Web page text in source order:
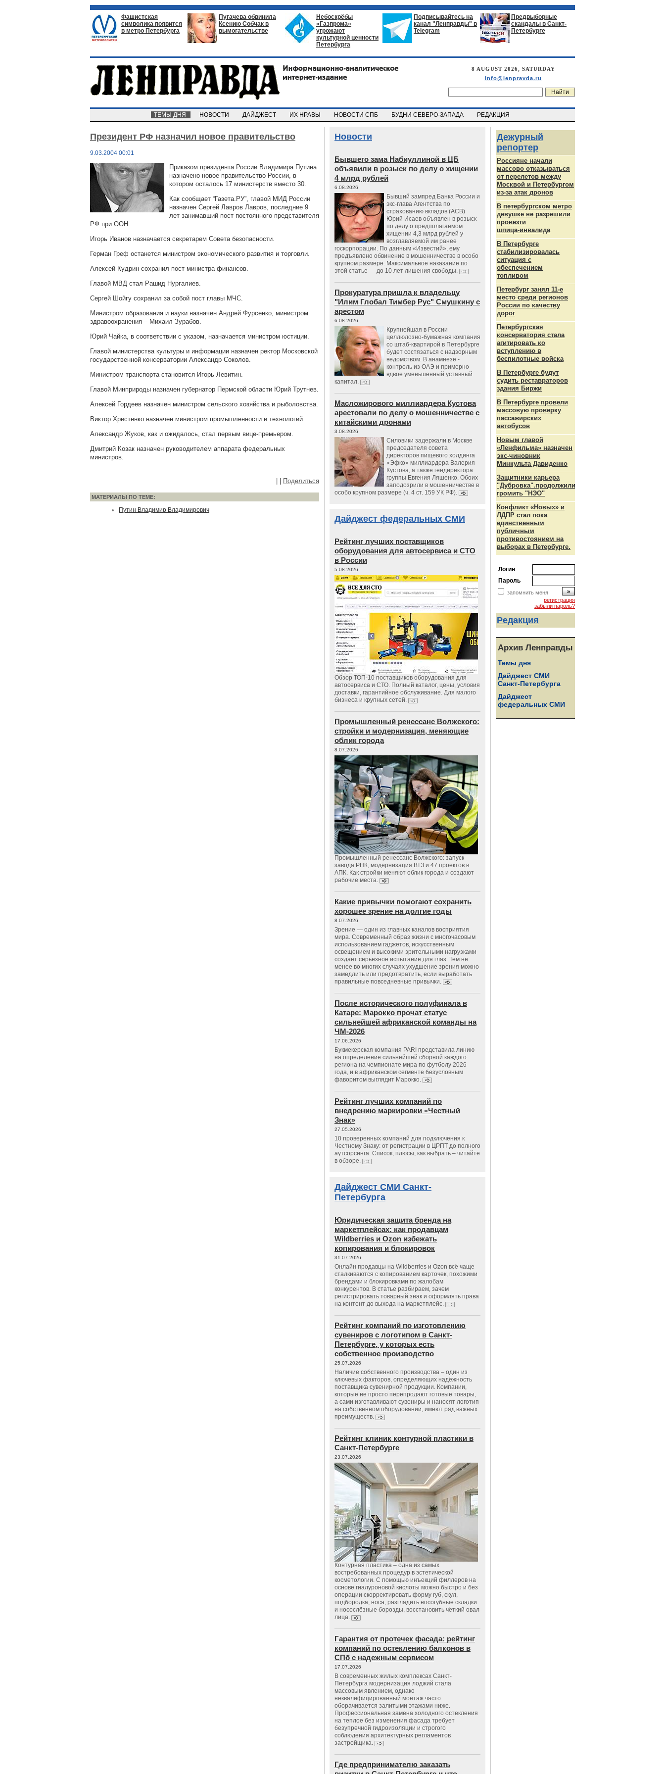
Фашистская
символика появится
в метро Петербурга
Пугачева обвинила
Ксению Собчак в
вымогательстве
Небоскрёбы
«Газпрома»
угрожают
культурной ценности
Петербурга
Подписывайтесь на
канал "Ленправды" в
Telegram
Предвыборные
скандалы в Санкт-
Петербурге
8 AUGUST 2026, SATURDAY
info@lenpravda.ru
ТЕМЫ ДНЯ НОВОСТИ ДАЙДЖЕСТ ИХ НРАВЫ НОВОСТИ СПБ БУДНИ СЕВЕРО-ЗАПАДА РЕДАКЦИЯ
Президент РФ назначил новое правительство
9.03.2004 00:01
Приказом президента России Владимира Путина
назначено новое правительство России, в
котором осталось 17 министерств вместо 30.
Как сообщает “Газета.РУ”, главой МИД России
назначен Сергей Лавров Лавров, последние 9
лет занимавший пост постоянного представителя
РФ при ООН.
Игорь Иванов назначается секретарем Совета безопасности.
Герман Греф останется министром экономического развития и торговли.
Алексей Кудрин сохранил пост министра финансов.
Главой МВД стал Рашид Нургалиев.
Сергей Шойгу сохранил за собой пост главы МЧС.
Министром образования и науки назначен Андрей Фурсенко, министром
здравоохранения – Михаил Зурабов.
Юрий Чайка, в соответствии с указом, назначается министром юстиции.
Главой министерства культуры и информации назначен ректор Московской
государственной консерватории Александр Соколов.
Министром транспорта становится Игорь Левитин.
Главой Минприроды назначен губернатор Пермской области Юрий Трутнев.
Алексей Гордеев назначен министром сельского хозяйства и рыболовства.
Виктор Христенко назначен министром промышленности и технологий.
Александр Жуков, как и ожидалось, стал первым вице-премьером.
Дмитрий Козак назначен руководителем аппарата федеральных
министров.
Поделиться
МАТЕРИАЛЫ ПО ТЕМЕ:
Путин Владимир Владимирович
Новости
Бывшего зама Набиуллиной в ЦБ
объявили в розыск по делу о хищении
4 млрд рублей
6.08.2026
Бывший зампред Банка России и
экс-глава Агентства по
страхованию вкладов (АСВ)
Юрий Исаев объявлен в розыск
по делу о предполагаемом
хищении 4,3 млрд рублей у
возглавляемой им ранее
госкорпорации. По данным «Известий», ему
предъявлено обвинение в мошенничестве в особо
крупном размере. Максимальное наказание по
этой статье — до 10 лет лишения свободы.
Прокуратура пришла к владельцу
"Илим Глобал Тимбер Рус" Смушкину с
арестом
6.08.2026
Крупнейшая в России
целлюлозно-бумажная компания
со штаб-квартирой в Петербурге
будет состязаться с надзорным
ведомством. В анамнезе -
контроль из ОАЭ и примерно
вдвое уменьшенный уставный
капитал.
Масложирового миллиардера Кустова
арестовали по делу о мошенничестве с
китайскими дронами
3.08.2026
Силовики задержали в Москве
председателя совета
директоров пищевого холдинга
«Эфко» миллиардера Валерия
Кустова, а также гендиректора
группы Евгения Ляшенко. Обоих
заподозрили в мошенничестве в
особо крупном размере (ч. 4 ст. 159 УК РФ).
Дайджест федеральных СМИ
Рейтинг лучших поставщиков
оборудования для автосервиса и СТО
в России
5.08.2026
Обзор ТОП-10 поставщиков оборудования для
автосервиса и СТО. Полный каталог, цены, условия
доставки, гарантийное обслуживание. Для малого
бизнеса и крупных сетей.
Промышленный ренессанс Волжского:
стройки и модернизация, меняющие
облик города
8.07.2026
Промышленный ренессанс Волжского: запуск
завода РНК, модернизация ВТЗ и 47 проектов в
АПК. Как стройки меняют облик города и создают
рабочие места.
Какие привычки помогают сохранить
хорошее зрение на долгие годы
8.07.2026
Зрение — один из главных каналов восприятия
мира. Современный образ жизни с многочасовым
использованием гаджетов, искусственным
освещением и высокими зрительными нагрузками
создает серьезное испытание для глаз. Тем не
менее во многих случаях ухудшение зрения можно
замедлить или предотвратить, если выработать
правильные повседневные привычки.
После исторического полуфинала в
Катаре: Марокко прочат статус
сильнейшей африканской команды на
ЧМ-2026
17.06.2026
Букмекерская компания PARI представила линию
на определение сильнейшей сборной каждого
региона на чемпионате мира по футболу 2026
года, и в африканском сегменте безусловным
фаворитом выглядит Марокко.
Рейтинг лучших компаний по
внедрению маркировки «Честный
Знак»
27.05.2026
10 проверенных компаний для подключения к
Честному Знаку: от регистрации в ЦРПТ до полного
аутсорсинга. Список, плюсы, как выбрать – читайте
в обзоре.
Дайджест СМИ Санкт-
Петербурга
Юридическая защита бренда на
маркетплейсах: как продавцам
Wildberries и Ozon избежать
копирования и блокировок
31.07.2026
Онлайн продавцы на Wildberries и Ozon всё чаще
сталкиваются с копированием карточек, похожими
брендами и блокировками по жалобам
конкурентов. В статье разбираем, зачем
регистрировать товарный знак и оформлять права
на контент до выхода на маркетплейс.
Рейтинг компаний по изготовлению
сувениров с логотипом в Санкт-
Петербурге, у которых есть
собственное производство
25.07.2026
Наличие собственного производства – один из
ключевых факторов, определяющих надёжность
поставщика сувенирной продукции. Компании,
которые не просто перепродают готовые товары,
а сами изготавливают сувениры и наносят логотип
на собственном оборудовании, имеют ряд важных
преимуществ.
Рейтинг клиник контурной пластики в
Санкт-Петербурге
23.07.2026
Контурная пластика – одна из самых
востребованных процедур в эстетической
косметологии. С помощью инъекций филлеров на
основе гиалуроновой кислоты можно быстро и без
операции скорректировать форму губ, скул,
подбородка, носа, разгладить носогубные складки
и носослёзные борозды, восстановить чёткий овал
лица.
Гарантия от протечек фасада: рейтинг
компаний по остеклению балконов в
СПб с надежным сервисом
17.07.2026
В современных жилых комплексах Санкт-
Петербурга модернизация лоджий стала
массовым явлением, однако
неквалифицированный монтаж часто
оборачивается залитыми этажами ниже.
Профессиональная замена холодного остекления
на теплое без изменения фасада требует
безупречной гидроизоляции и строгого
соблюдения архитектурных регламентов
застройщика.
Где предпринимателю заказать
Дежурный
репортер
Россияне начали
массово отказываться
от перелетов между
Москвой и Петербургом
из-за атак дронов
В петербургском метро
девушке не разрешили
провезти
шпица‑инвалида
В Петербурге
стабилизировалась
ситуация с
обеспечением
топливом
Петербург занял 11-е
место среди регионов
России по качеству
дорог
Петербургская
консерватория стала
агитировать ко
вступлению в
беспилотные войска
В Петербурге будут
судить реставраторов
здания Биржи
В Петербурге провели
массовую проверку
пассажирских
автобусов
Новым главой
«Ленфильма» назначен
экс-чиновник
Минкульта Давиденко
Защитники карьера
"Дубровка".продолжили
громить "НЭО"
Конфликт «Новых» и
ЛДПР стал пока
единственным
публичным
противостоянием на
выборах в Петербурге.
Логин
Пароль
запомнить меня
регистрация
забыли пароль?
Редакция
Архив Ленправды
Темы дня
Дайджест СМИ
Санкт-Петербурга
Дайджест
федеральных СМИ